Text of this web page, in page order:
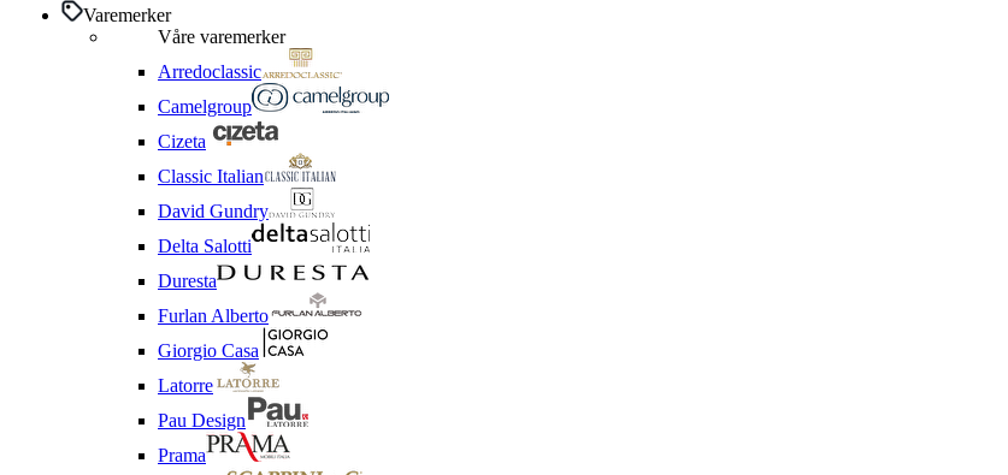
Varemerker
Våre varemerker
Arredoclassic
Camelgroup
Cizeta
Classic Italian
David Gundry
Delta Salotti
Duresta
Furlan Alberto
Giorgio Casa
Latorre
Pau Design
Prama